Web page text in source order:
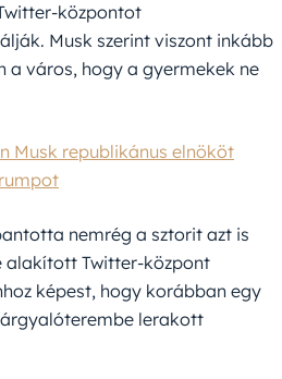
központot
Musk szerint viszont inkább
a város, hogy a gyermekek ne
Musk republikánus elnököt
nemrég a sztorit azt is
alakított Twitter-központ
képest, hogy korábban egy
lerakott